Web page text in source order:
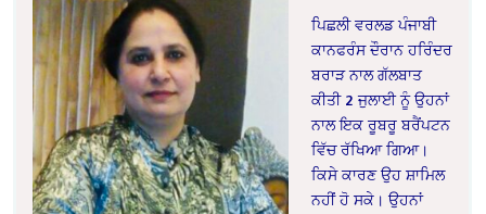
ਪਿਛਲੀ ਵਰਲਡ ਪੰਜਾਬੀ
ਕਾਨਫਰੰਸ ਦੌਰਾਨ ਹਰਿੰਦਰ
ਬਰਾੜ ਨਾਲ ਗੱਲਬਾਤ
ਕੀਤੀ 2 ਜੁਲਾਈ ਨੂੰ ਉਹਨਾਂ
ਨਾਲ ਇਕ ਰੂਬਰੂ ਬਰੈਂਪਟਨ
ਵਿੱਚ ਰੱਖਿਆ ਗਿਆ।
ਕਿਸੇ ਕਾਰਣ ਉਹ ਸ਼ਾਮਿਲ
ਨਹੀਂ ਹੋ ਸਕੇ। ਉਹਨਾਂ